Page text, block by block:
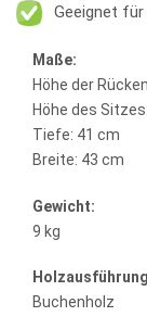
Geeignet
Maße:
Höhe der
Höhe des
Tiefe: 41 cm
Breite: 43 cm
Gewicht:
9 kg
Buchenholz